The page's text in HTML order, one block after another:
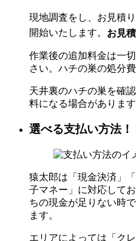
現地調査をし、お見積
開始いたします。 お見
作業後の追加料金は一
さい。ハチの巣の処分
天井裏のハチの巣を確
料になる場合があります
選べる支払い方法！
猿太郎は「現金決済」
子マネー」に対応して
ちの現金が足りない時
ます。
エリアによっては「ク